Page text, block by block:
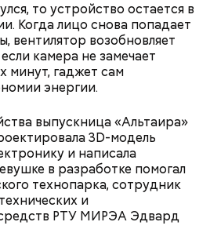
то устройство остается в
Когда лицо снова попадает
вентилятор возобновляет
камера не замечает
минут, гаджет сам
энергии.
выпускница «Альтаира»
3D-модель
и написала
в разработке помогал
технопарка, сотрудник
и
РТУ МИРЭА Эдвард
был инициирован
людей, чтобы
счастье на самом деле
этот день
с другими людьми
из своей жизни.
Уберут отеки и улучшат зрение:
диетолог Соломатина рассказала
о пользе кабачков
с курицей
Как приготовить домашний
майонез: три простых рецепта
Эндокринолог Куликова
объяснила, в чем заключается
польза сезонных овощей и
фруктов